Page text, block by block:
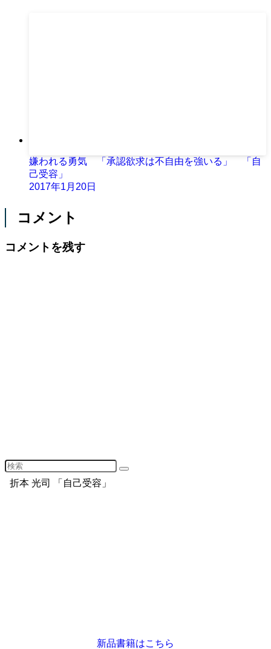
嫌われる勇気 「承認欲求は不自由を強いる」 「自
己受容」
2017年1月20日
コメント
コメントを残す
折本 光司 「自己受容」
新品書籍はこちら